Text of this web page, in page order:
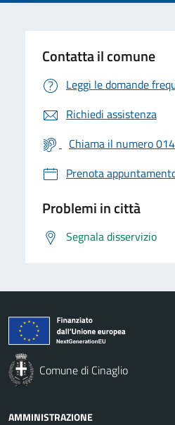
Contatta il comune
Leggi le domande
Richiedi assistenza
Chiama il numero
Prenota
Problemi in città
Segnala disservizio
Comune di Cinaglio
AMMINISTRAZIONE